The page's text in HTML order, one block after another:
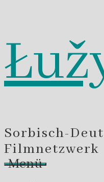
Zum
Inhalt
springen
Sorbisch-
Filmnetzwerk
Menü